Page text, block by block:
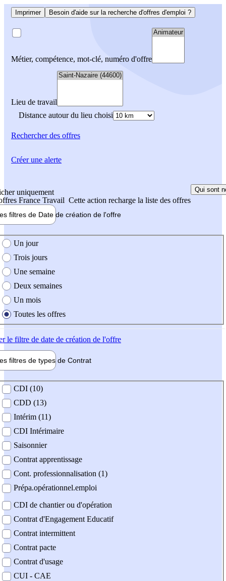
Imprimer Besoin d'aide sur la recherche d'offres d'emploi ?
Métier, compétence, mot-clé, numéro d'offre
Lieu de travail
Distance autour du lieu choisi
Rechercherdes offres
uniquement
France Travail Cette action recharge la liste des offres
Qui sont
filtres de Date de création de l'offre
création de l'offre
Un jour
Trois jours
Une semaine
Deux semaines
Un mois
Toutes les offres
le filtre de date de création de l'offre
filtres de types de Contrat
contrat
CDI (10)
CDD (13)
Intérim (11)
CDI Intérimaire
Saisonnier
Contrat apprentissage
Cont. professionnalisation (1)
Prépa.opérationnel.emploi
CDI de chantier ou d'opération
Contrat d'Engagement Educatif
Contrat intermittent
Contrat pacte
Contrat d'usage
CUI - CAE
Créer une alerte